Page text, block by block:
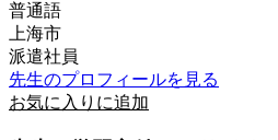
普通語
上海市
派遣社員
先生のプロフィールを見る
お気に入りに追加